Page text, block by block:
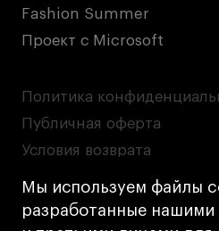
Мы используем файлы
разработанные нашими
Fashion Summer
Проект с Microsoft
Политика
Публичная оферта
Условия возврата
Кредит на образование с
Лицензия на
деятельности АНО ВО